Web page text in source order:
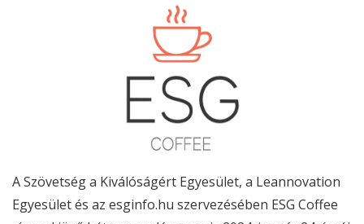
ASzövetség a Kiválóságért Egyesület, a Leannovation
Egyesületés az esginfo.hu szervezésében ESG Coffee